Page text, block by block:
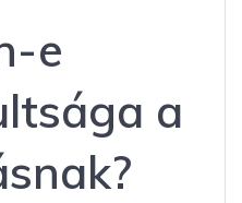
e
a